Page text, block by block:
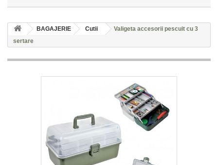
BAGAJERIE Cutii
Valigeta accesorii pescuit cu 3
sertare